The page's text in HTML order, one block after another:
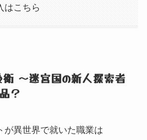
はこちら
衛 ～迷宮国の新人探索者
？
が異世界で就いた職業は